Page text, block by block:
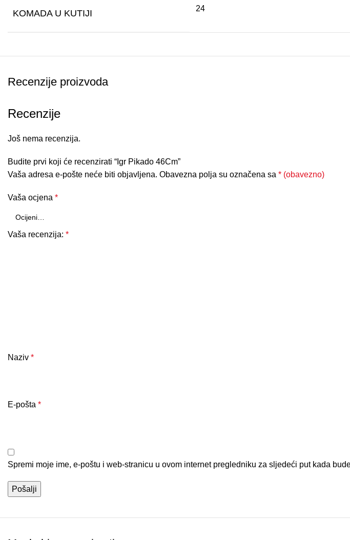
KOMADA U KUTIJI 24
Recenzije proizvoda
Recenzije
Još nema recenzija.
Budite prvi koji će recenzirati “Igr Pikado 46Cm”
Vaša adresa e-pošte neće biti objavljena. Obavezna polja su označena sa * (obavezno)
Vaša ocjena *
Vaša recenzija: *
Naziv *
E-pošta *
Spremi moje ime, e-poštu i web-stranicu u ovom internet pregledniku za sljedeći put kada